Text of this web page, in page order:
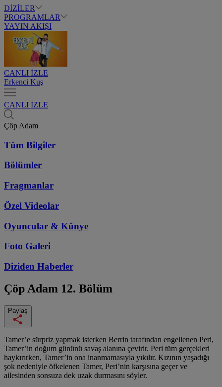
DİZİLER
PROGRAMLAR
YAYIN AKIŞI
CANLI İZLE
Erkenci Kuş
CANLI İZLE
Çöp Adam
Tüm Bilgiler
Bölümler
Fragmanlar
Özel Videolar
Oyuncular & Künye
Foto Galeri
Diziden Haberler
Çöp Adam 12. Bölüm
Paylaş
Tamer’e sürpriz yapmak isterken Berrin tarafından engellenen Peri,
Tamer’in doğum gününü savaş alanına çevirir. Peri tüm gerçekleri
haykırırken, Tamer’in ona inanmamasıyla yıkılır. Kızının yaşadığı
şok nedeniyle öfkelenen Tamer, Peri’nin karşısına geçer ve
ailesinden sonsuza dek uzak durmasını söyler.